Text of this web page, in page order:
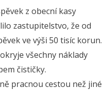
z obecní kasy
zastupitelstvo, že od
ve výši 50 tisíc korun.
všechny náklady
čističky.
pracnou cestou než jiné